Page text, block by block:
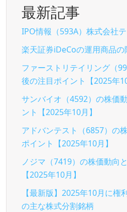
最新記事
IPO情報（593A）株式会社
楽天証券iDeCoの運用商品の
ファーストリテイリング（
後の注目ポイント【2025年10
サンバイオ（4592）の株価
ント【2025年10月】
アドバンテスト（6857）の
ポイント【2025年10月】
ノジマ（7419）の株価動向
【2025年10月】
【最新版】2025年10月に権
の主な株式分割銘柄